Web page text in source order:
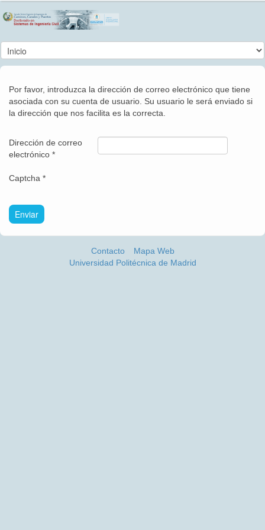
Por favor, introduzca la dirección de correo electrónico que tiene
asociada con su cuenta de usuario. Su usuario le será enviado si
la dirección que nos facilita es la correcta.
Dirección de correo
electrónico *
Captcha *
Enviar
Contacto
Mapa Web
Universidad Politécnica de Madrid